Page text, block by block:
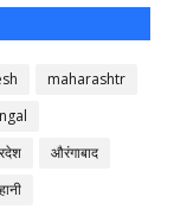
maharashtr
औरंगाबाद